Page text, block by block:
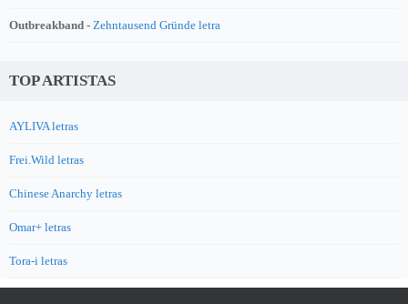
Outbreakband - Zehntausend Gründe letra
TOP ARTISTAS
AYLIVA letras
Frei.Wild letras
Chinese Anarchy letras
Omar+ letras
Tora-i letras